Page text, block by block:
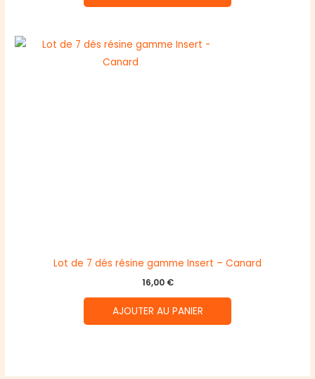
Lot de 7 dés résine gamme Insert – Canard
16,00 €
AJOUTER AU PANIER